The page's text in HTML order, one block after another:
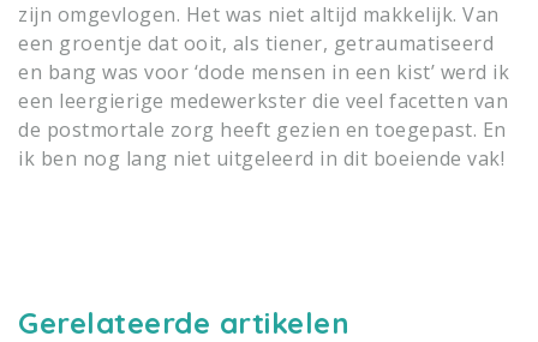
zijn omgevlogen. Het was niet altijd makkelijk. Van
een groentje dat ooit, als tiener, getraumatiseerd
en bang was voor ‘dode mensen in een kist’ werd ik
een leergierige medewerkster die veel facetten van
de postmortale zorg heeft gezien en toegepast. En
ik ben nog lang niet uitgeleerd in dit boeiende vak!
Gerelateerde artikelen